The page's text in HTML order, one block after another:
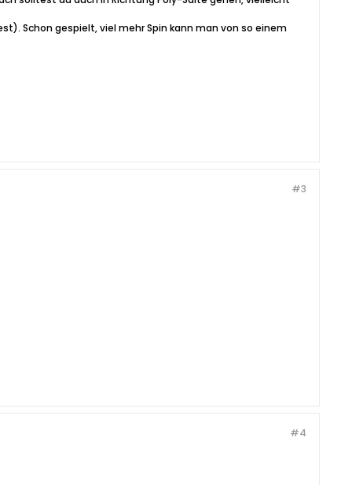
Schon gespielt, viel mehr Spin kann man von so einem
#3
#4